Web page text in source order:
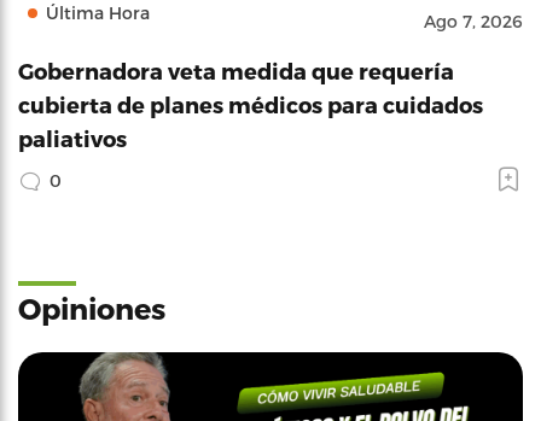
Última Hora Ago 7, 2026
Gobernadora veta medida que requería
cubierta de planes médicos para cuidados
paliativos
0
Opiniones